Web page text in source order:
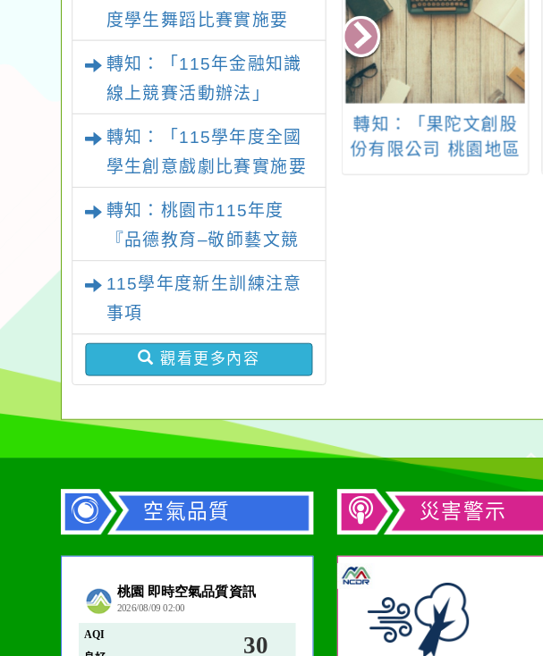
度學生舞蹈比賽實施要
轉知：「115年金融知識
線上競賽活動辦法」
轉知：「115學年度全國
學生創意戲劇比賽實施要
轉知：桃園市115年度
『品德教育–敬師藝文競
115學年度新生訓練注意
事項
觀看更多內容
「第十三屆臺
轉知：環境部「環境
教育探索館」相關資
訊。
轉知：「果陀文創股
份有限公司 桃園地區
空氣品質 災害警示
生活是一面鏡子。你對
作者：網路
一杯清水因滴